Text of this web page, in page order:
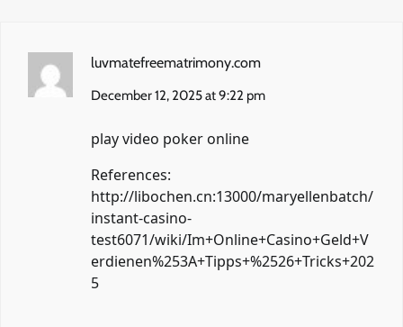
luvmatefreematrimony.com
December 12, 2025 at 9:22 pm
play video poker online
References:
http://libochen.cn:13000/maryellenbatch/
instant-casino-
test6071/wiki/Im+Online+Casino+Geld+V
erdienen%253A+Tipps+%2526+Tricks+202
5